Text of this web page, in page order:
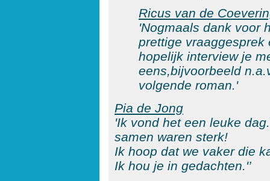
Ricus van de
'Nogmaals dank voor
prettige vraaggesprek
hopelijk interview je
eens,bijvoorbeeld
volgende roman.'
Pia de Jong
'Ik vond het een leuke
samen waren sterk!
Ik hoop dat we vaker die
Ik hou je in gedachten.'’